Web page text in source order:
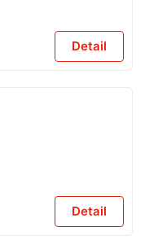
Detail
Detail